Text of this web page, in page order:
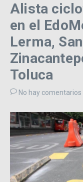
Alista
en el
Lerma,
Toluca
No hay comentarios